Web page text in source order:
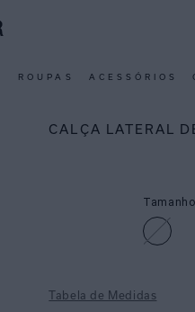
ROUPAS ACESSÓRIOS
CALÇA LATERAL
Tabela de Medidas